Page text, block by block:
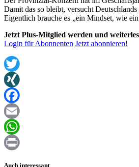
Damit das so bleibt, versucht
Eigentlich brauche es „ein Mindset, wie
Jetzt Plus-Mitglied werden und
Login für Abonnenten Jetzt abonnieren!
Twitter
XING
Facebook
Email
WhatsApp
Auch interessant